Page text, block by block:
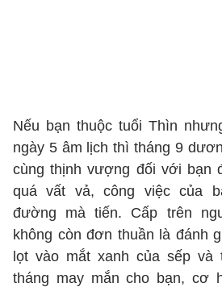
Nếu bạn thuộc tuổi Thìn
ngày 5 âm lịch thì tháng 9
cùng thịnh vượng đối với bạn
quá vất vả, công việc của
đường mà tiến. Cấp trên
không còn đơn thuần là đánh
lọt vào mắt xanh của sếp và
tháng may mắn cho bạn, cơ